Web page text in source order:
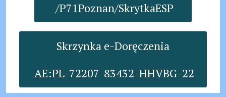
/P71Poznan/SkrytkaESP
Skrzynka e-Doręczenia
AE:PL-72207-83432-HHVBG-22